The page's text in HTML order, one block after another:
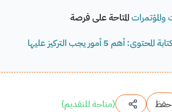
والمؤتمراتالمتاحة على فرصة
حفظ (متاحة للتقديم)